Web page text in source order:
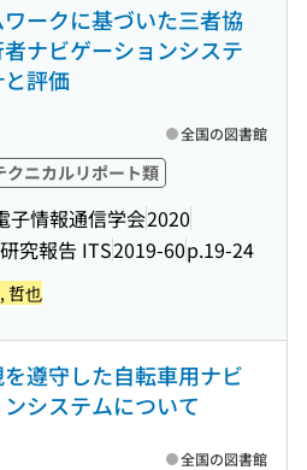
ークに基づいた三者協
ナビゲーションシステ
評価
クニカルリポート類
子情報通信学会2020
究報告 ITS2019-60p.19-24
全国の図書館
哲也
遵守した自転車用ナビ
システムについて
全国の図書館